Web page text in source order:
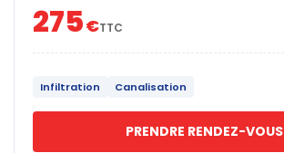
275€TTC
Infiltration Canalisation
PRENDRE RENDEZ-VOUS